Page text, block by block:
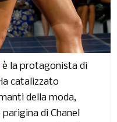
è la protagonista di
catalizzato
della moda,
di Chanel